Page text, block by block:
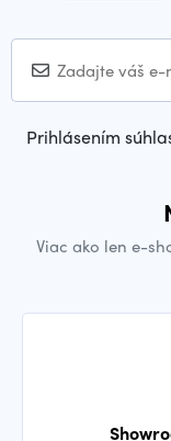
Prihlásením
Viac ako len e-